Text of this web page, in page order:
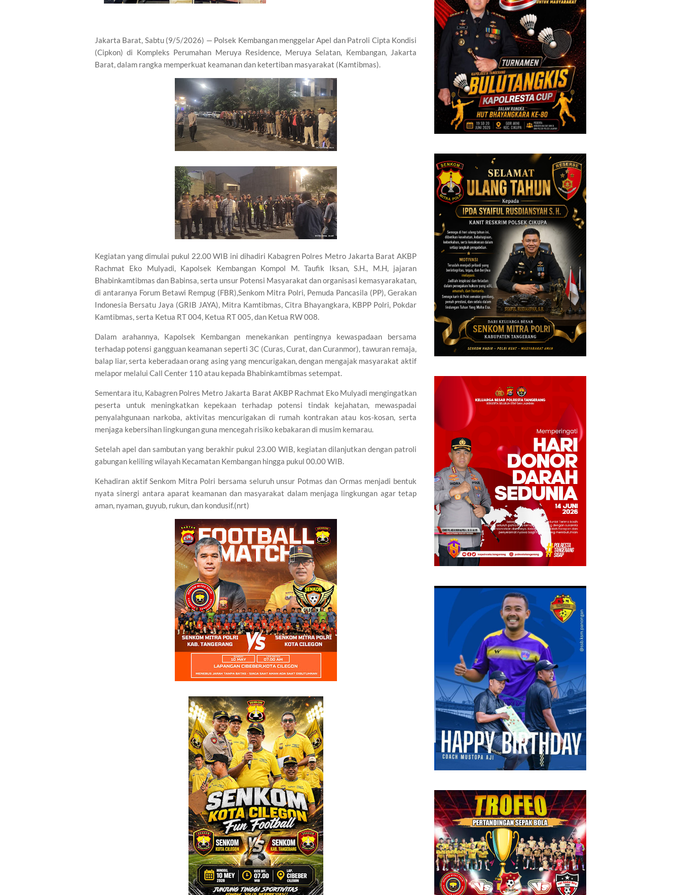
Jakarta Barat, Sabtu (9/5/2026) — Polsek Kembangan menggelar Apel dan Patroli Cipta Kondisi
(Cipkon) di Kompleks Perumahan Meruya Residence, Meruya Selatan, Kembangan, Jakarta
Barat, dalam rangka memperkuat keamanan dan ketertiban masyarakat (Kamtibmas).
Kegiatan yang dimulai pukul 22.00 WIB ini dihadiri Kabagren Polres Metro Jakarta Barat AKBP
Rachmat Eko Mulyadi, Kapolsek Kembangan Kompol M. Taufik Iksan, S.H., M.H, jajaran
Bhabinkamtibmas dan Babinsa, serta unsur Potensi Masyarakat dan organisasi kemasyarakatan,
di antaranya Forum Betawi Rempug (FBR),Senkom Mitra Polri, Pemuda Pancasila (PP), Gerakan
Indonesia Bersatu Jaya (GRIB JAYA), Mitra Kamtibmas, Citra Bhayangkara, KBPP Polri, Pokdar
Kamtibmas, serta Ketua RT 004, Ketua RT 005, dan Ketua RW 008.
Dalam arahannya, Kapolsek Kembangan menekankan pentingnya kewaspadaan bersama
terhadap potensi gangguan keamanan seperti 3C (Curas, Curat, dan Curanmor), tawuran remaja,
balap liar, serta keberadaan orang asing yang mencurigakan, dengan mengajak masyarakat aktif
melapor melalui Call Center 110 atau kepada Bhabinkamtibmas setempat.
Sementara itu, Kabagren Polres Metro Jakarta Barat AKBP Rachmat Eko Mulyadi mengingatkan
peserta untuk meningkatkan kepekaan terhadap potensi tindak kejahatan, mewaspadai
penyalahgunaan narkoba, aktivitas mencurigakan di rumah kontrakan atau kos-kosan, serta
menjaga kebersihan lingkungan guna mencegah risiko kebakaran di musim kemarau.
Setelah apel dan sambutan yang berakhir pukul 23.00 WIB, kegiatan dilanjutkan dengan patroli
gabungan keliling wilayah Kecamatan Kembangan hingga pukul 00.00 WIB.
Kehadiran aktif Senkom Mitra Polri bersama seluruh unsur Potmas dan Ormas menjadi bentuk
nyata sinergi antara aparat keamanan dan masyarakat dalam menjaga lingkungan agar tetap
aman, nyaman, guyub, rukun, dan kondusif.(nrt)